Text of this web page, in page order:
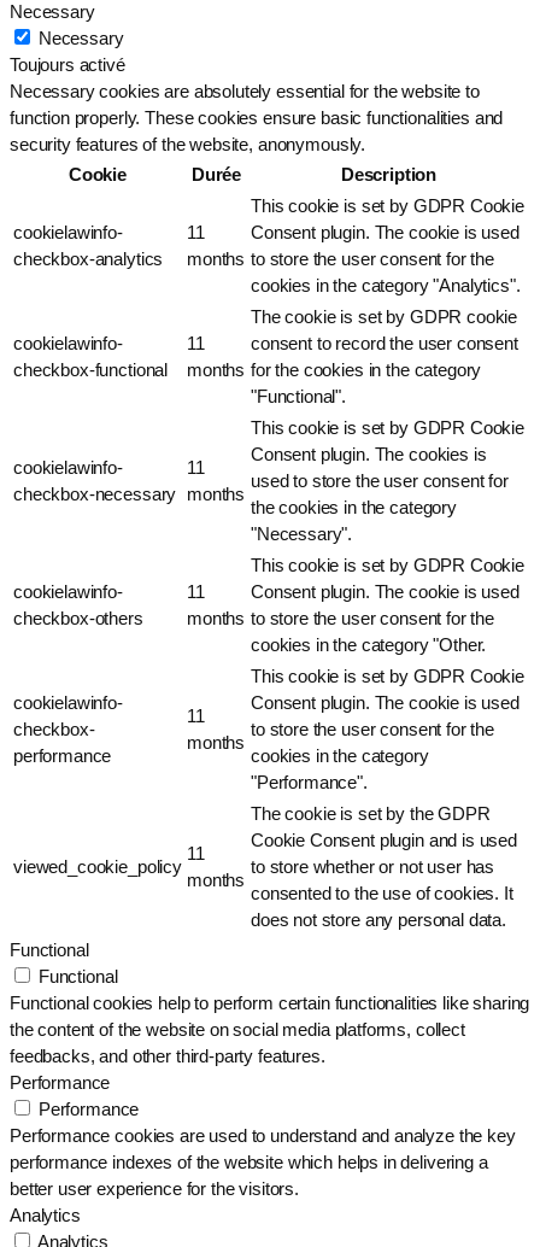
Necessary
Necessary
Toujours activé
Necessary cookies are absolutely essential for the website to
function properly. These cookies ensure basic functionalities and
security features of the website, anonymously.
Cookie
Durée Description
cookielawinfo-
checkbox-analytics
11
months
This cookie is set by GDPR Cookie
Consent plugin. The cookie is used
to store the user consent for the
cookies in the category "Analytics".
cookielawinfo-
checkbox-functional
11
months
The cookie is set by GDPR cookie
consent to record the user consent
for the cookies in the category
"Functional".
cookielawinfo-
checkbox-necessary
11
months
This cookie is set by GDPR Cookie
Consent plugin. The cookies is
used to store the user consent for
the cookies in the category
"Necessary".
cookielawinfo-
checkbox-others
11
months
This cookie is set by GDPR Cookie
Consent plugin. The cookie is used
to store the user consent for the
cookies in the category "Other.
cookielawinfo-
checkbox-
performance
11
months
This cookie is set by GDPR Cookie
Consent plugin. The cookie is used
to store the user consent for the
cookies in the category
"Performance".
viewed_cookie_policy
11
months
The cookie is set by the GDPR
Cookie Consent plugin and is used
to store whether or not user has
consented to the use of cookies. It
does not store any personal data.
Functional
Functional
Functional cookies help to perform certain functionalities like sharing
the content of the website on social media platforms, collect
feedbacks, and other third-party features.
Performance
Performance
Performance cookies are used to understand and analyze the key
performance indexes of the website which helps in delivering a
better user experience for the visitors.
Analytics
Analytics